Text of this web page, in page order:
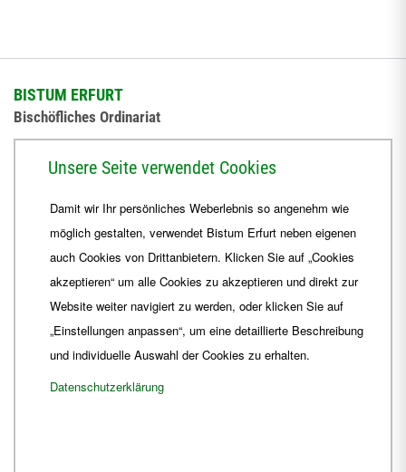
BISTUM ERFURT
Bischöfliches Ordinariat
+49 361 6572-444
ordinariat Bistum-Erfurt.de
Unsere Seite verwendet Cookies
Damit wir Ihr persönliches Weberlebnis so angenehm wie
möglich gestalten, verwendet Bistum Erfurt neben eigenen
auch Cookies von Drittanbietern. Klicken Sie auf „Cookies
akzeptieren“ um alle Cookies zu akzeptieren und direkt zur
Website weiter navigiert zu werden, oder klicken Sie auf
„Einstellungen anpassen“, um eine detaillierte Beschreibung
und individuelle Auswahl der Cookies zu erhalten.
Datenschutzerklärung